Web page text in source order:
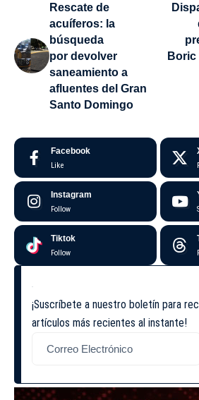
Rescate de
acuíferos: la
búsqueda
por devolver
saneamiento a
afluentes del Gran
Santo Domingo
Facebook
Like
Instagram
Follow
Tiktok
Follow
¡Suscríbete a nuestro boletín para
artículos más recientes al instante!